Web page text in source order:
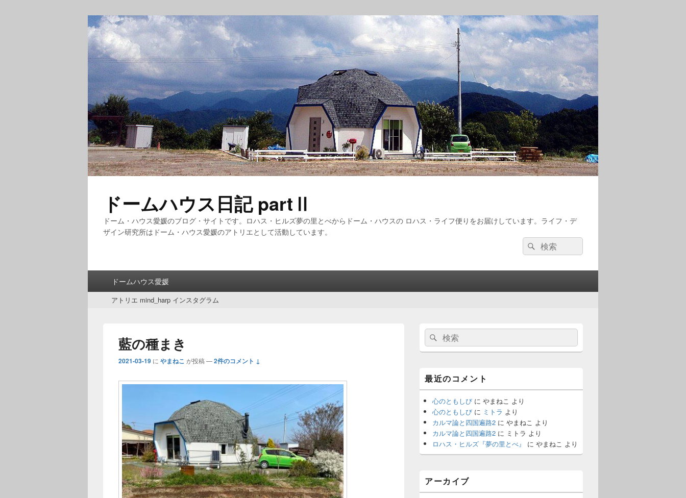
ドームハウス日記 partⅡ
ドーム・ハウス愛媛のブログ・サイトです。ロハス・ヒルズ夢の里とべからドーム・ハウスの ロハス・ライフ便りをお届けしています。ライフ・デ
ザイン研究所はドーム・ハウス愛媛のアトリエとして活動しています。
検
索:
検
索
ドームハウス愛媛
アトリエ mind_harp インスタグラム
藍の種まき
2021-03-19 に やまねこ が投稿 —2件のコメント ↓
メ
ン
サ
バ
ー
ウ
ィ
ジ
ト
エ
検
索:
検
索
最近のコメント
心のともしび に やまねこ より
心のともしび に ミトラ より
カルマ論と四国遍路2 に やまねこ より
カルマ論と四国遍路2 に ミトラ より
ロハス・ヒルズ『夢の里とべ』
に やまねこ より
アーカイブ